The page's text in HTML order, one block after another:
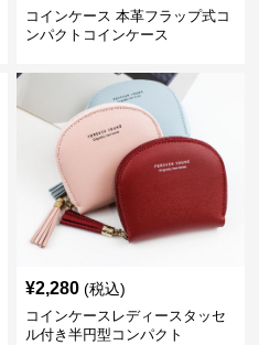
コインケース 本革フラップ式コ
ンパクトコインケース
¥2,280 (税込)
コインケースレディースタッセ
ル付き半円型コンパクト